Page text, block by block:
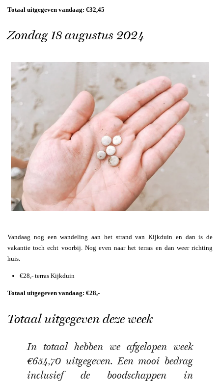
Totaal uitgegeven vandaag: €32,45
Zondag 18 augustus 2024
Vandaag nog een wandeling aan het strand van Kijkduin en dan is de
vakantie toch echt voorbij. Nog even naar het terras en dan weer richting
huis.
€28,- terras Kijkduin
Totaal uitgegeven vandaag: €28,-
Totaal uitgegeven deze week
In totaal hebben we afgelopen week
€654,70 uitgegeven. Een mooi bedrag
inclusief de boodschappen in